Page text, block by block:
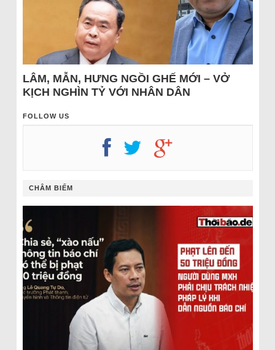
LÂM, MẪN, HƯNG NGỒI GHẾ MỚI – VỞ
KỊCH NGHÌN TỶ VỚI NHÂN DÂN
FOLLOW US
CHÂM BIẾM